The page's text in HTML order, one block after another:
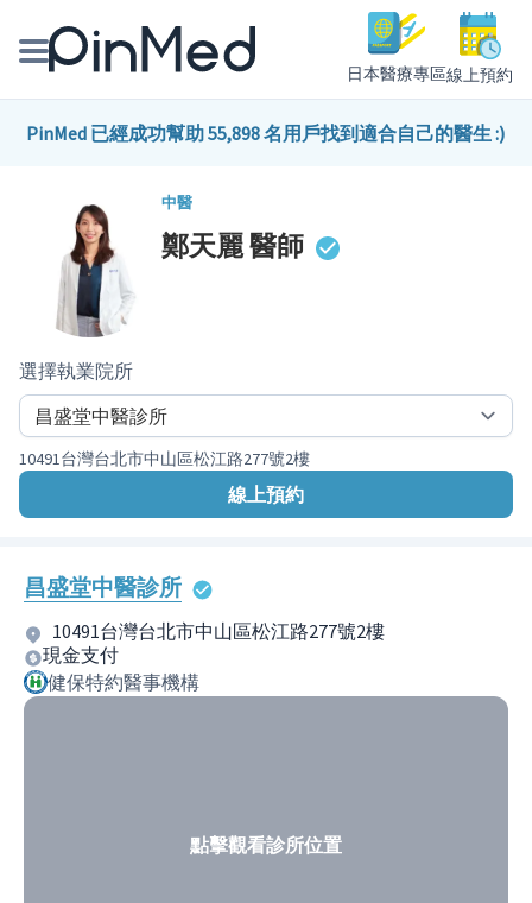
日本醫療專區線上預約
線上預約醫師、院所
健康主題館
PinMed 已經成功幫助 55,898 名用戶找到適合自己的醫生 :)
中醫
鄭天麗醫師
選擇執業院所
10491台灣台北市中山區松江路277號2樓
線上預約
昌盛堂中醫診所
10491台灣台北市中山區松江路277號2樓
現金支付
健保特約醫事機構
點擊觀看診所位置